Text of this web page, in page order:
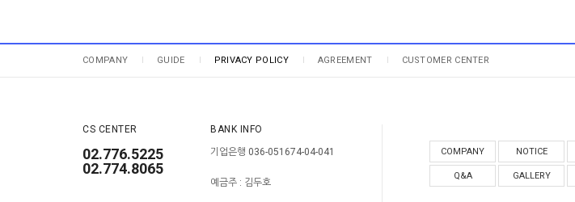
COMPANY GUIDE PRIVACY POLICY AGREEMENT CUSTOMER CENTER
CS CENTER
02.776.5225
02.774.8065
BANK INFO
기업은행 036-051674-04-041
예금주 : 김두호
COMPANY NOTICE
Q&A GALLERY